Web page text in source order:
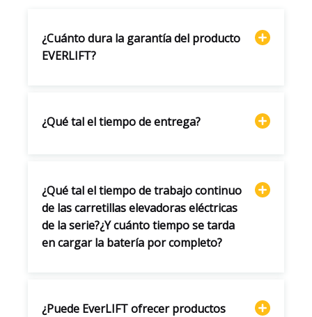
¿Cuánto dura la garantía del producto
EVERLIFT?
¿Qué tal el tiempo de entrega?
¿Qué tal el tiempo de trabajo continuo
de las carretillas elevadoras eléctricas
de la serie?¿Y cuánto tiempo se tarda
en cargar la batería por completo?
¿Puede EverLIFT ofrecer productos